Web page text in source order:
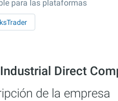
para las plataformas
Direct
de la empresa